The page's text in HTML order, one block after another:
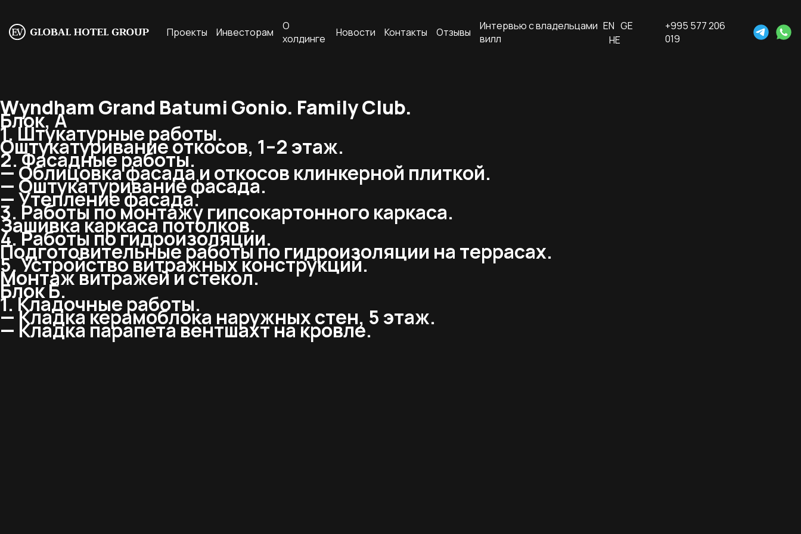
Проекты Инвесторам
О
холдинге
Новости Контакты Отзывы
Интервью с владельцами
вилл
EN GE
HE
+995 577 206
019
Wyndham Grand Batumi Gonio. Family Club.
Блок, А
1. Штукатурные работы.
Оштукатуривание откосов, 1–2 этаж.
2. Фасадные работы.
— Облицовка фасада и откосов клинкерной плиткой.
— Оштукатуривание фасада.
— Утепление фасада.
3. Работы по монтажу гипсокартонного каркаса.
Зашивка каркаса потолков.
4. Работы по гидроизоляции.
Подготовительные работы по гидроизоляции на террасах.
5. Устройство витражных конструкций.
Монтаж витражей и стекол.
Блок Б.
1. Кладочные работы.
— Кладка керамоблока наружных стен, 5 этаж.
— Кладка парапета вентшахт на кровле.